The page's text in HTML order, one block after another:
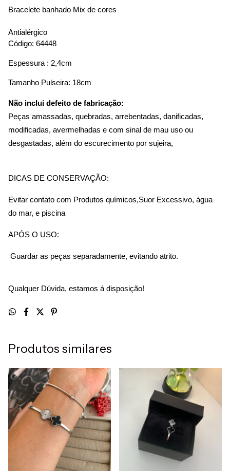
Bracelete banhado Mix de cores
Antialérgico
Código: 64448
Espessura : 2,4cm
Tamanho Pulseira: 18cm
Não inclui defeito de fabricação:
Peças amassadas, quebradas, arrebentadas, danificadas,
modificadas, avermelhadas e com sinal de mau uso ou
desgastadas, além do escurecimento por sujeira,
DICAS DE CONSERVAÇÃO:
Evitar contato com Produtos químicos,Suor Excessivo, água
do mar, e piscina
APÓS O USO:
Guardar as peças separadamente, evitando atrito.
Qualquer Dúvida, estamos á disposição!
Produtos similares